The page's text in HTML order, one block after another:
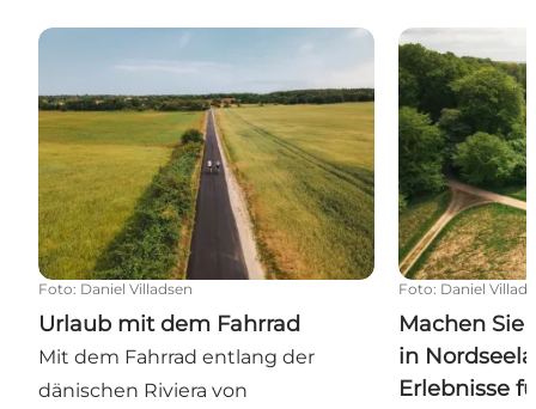
Urlaub mit dem Fahrrad
Foto: Daniel Villadsen
Urlaub mit dem Fahrrad
Mit dem Fahrrad entlang der
dänischen Riviera von
Machen Sie
Foto: Daniel
Machen Sie
in
Erlebnisse